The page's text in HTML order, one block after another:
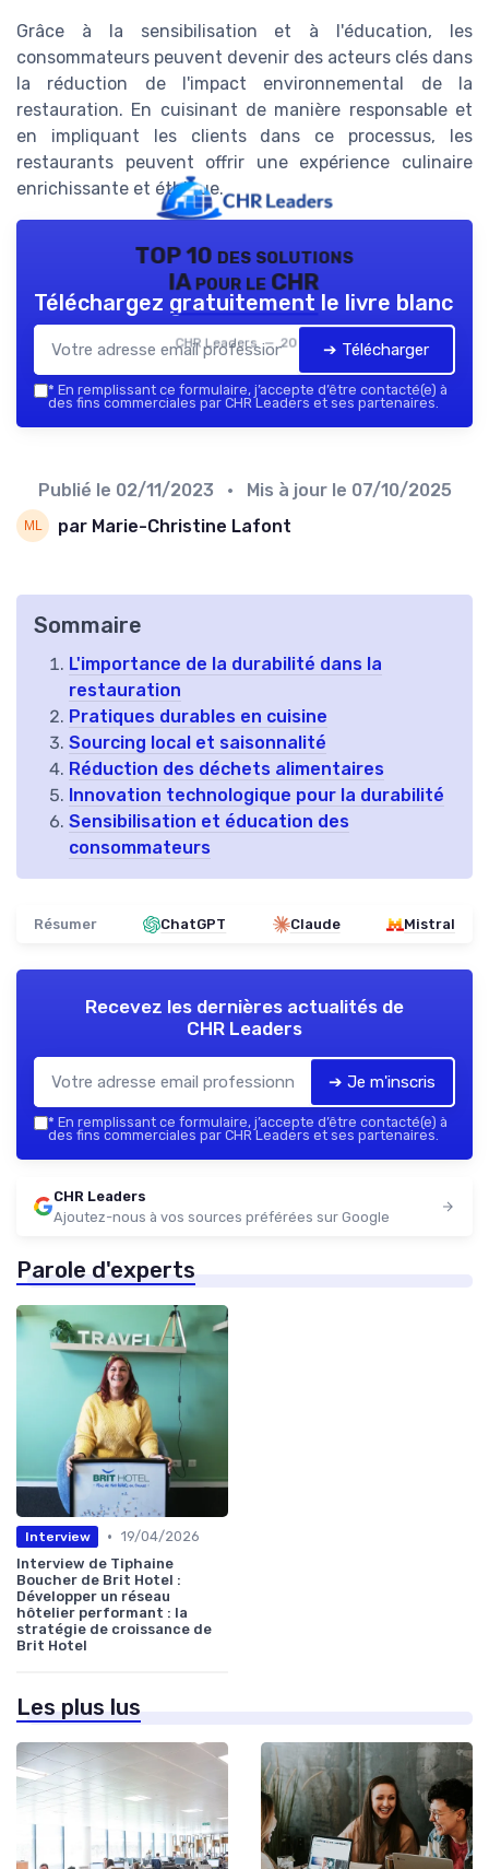
Grâce à la sensibilisation et à l'éducation, les
consommateurs peuvent devenir des acteurs clés dans
la réduction de l'impact environnemental de la
restauration. En cuisinant de manière responsable et
en impliquant les clients dans ce processus, les
restaurants peuvent offrir une expérience culinaire
enrichissante et éthique.
TOP 10 des solutions
IA pour le CHR
CHR Leaders — 2026
Téléchargez gratuitement le livre blanc
➔ Télécharger
* En remplissant ce formulaire, j’accepte d’être contacté(e) à
des fins commerciales par CHR Leaders et ses partenaires.
Publié le 02/11/2023 • Mis à jour le 07/10/2025
par Marie-Christine Lafont
Sommaire
L'importance de la durabilité dans la
restauration
Pratiques durables en cuisine
Sourcing local et saisonnalité
Réduction des déchets alimentaires
Innovation technologique pour la durabilité
Sensibilisation et éducation des
consommateurs
Résumer ChatGPT Claude Mistral
Recevez les dernières actualités de
CHR Leaders
➔ Je m'inscris
* En remplissant ce formulaire, j’accepte d’être contacté(e) à
des fins commerciales par CHR Leaders et ses partenaires.
CHR Leaders
Ajoutez-nous à vos sources préférées sur Google
Parole d'experts
Interview • 19/04/2026
Interview de Tiphaine
Boucher de Brit Hotel :
Développer un réseau
hôtelier performant : la
stratégie de croissance de
Brit Hotel
Les plus lus